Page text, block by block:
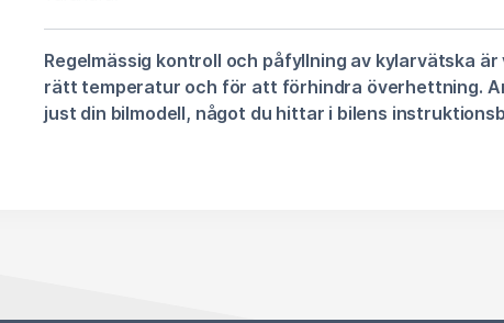
Regelmässig kontroll och påfyllning av kylarvätska
rätt temperatur och för att förhindra överhettning.
just din bilmodell, något du hittar i bilens